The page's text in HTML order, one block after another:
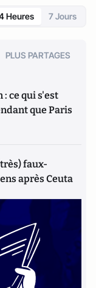
Heures 7 Jours
PLUS PARTAGES
: ce qui s'est
que Paris
faux-
après Ceuta